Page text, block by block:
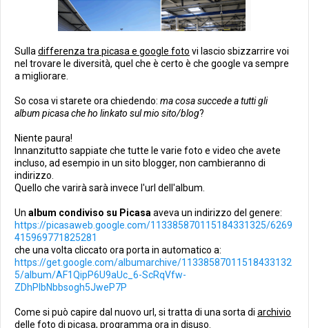
Sulla differenza tra picasa e google foto vi lascio sbizzarrire voi
nel trovare le diversità, quel che è certo è che google va sempre
a migliorare.
So cosa vi starete ora chiedendo: ma cosa succede a tutti gli
album picasa che ho linkato sul mio sito/blog?
Niente paura!
Innanzitutto sappiate che tutte le varie foto e video che avete
incluso, ad esempio in un sito blogger, non cambieranno di
indirizzo.
Quello che varirà sarà invece l'url dell'album.
Un album condiviso su Picasa aveva un indirizzo del genere:
https://picasaweb.google.com/113385870115184331325/6269
415969771825281
che una volta cliccato ora porta in automatico a:
https://get.google.com/albumarchive/11338587011518433132
5/album/AF1QipP6U9aUc_6-ScRqVfw-
ZDhPlbNbbsogh5JweP7P
Come si può capire dal nuovo url, si tratta di una sorta di archivio
delle foto di picasa, programma ora in disuso.